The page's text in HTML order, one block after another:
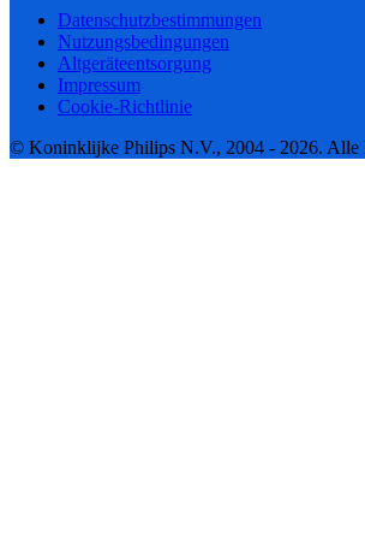
Datenschutzbestimmungen
Nutzungsbedingungen
Altgeräteentsorgung
Impressum
Cookie-Richtlinie
© Koninklijke Philips N.V., 2004 - 2026. Alle